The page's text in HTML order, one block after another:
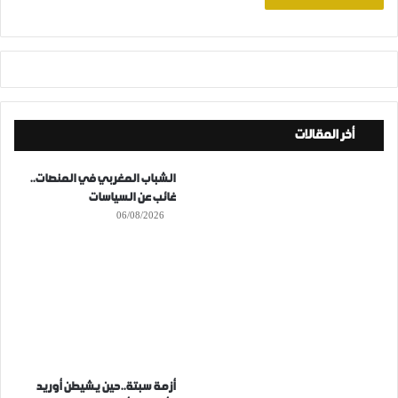
أخر المقالات
الشباب المغربي في المنصات..
غائب عن السياسات
06/08/2026
أزمة سبتة..حين يشيطن أوريد